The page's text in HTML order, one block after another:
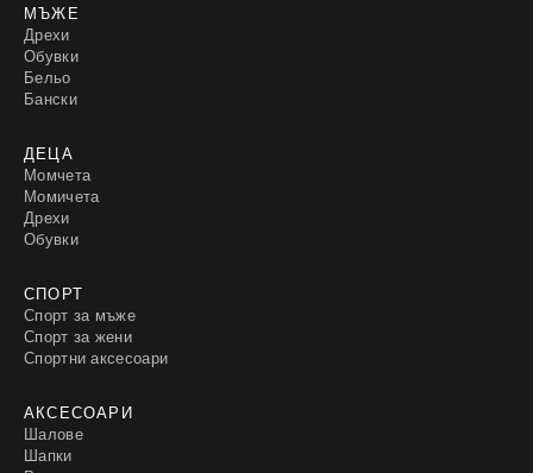
МЪЖЕ
Дрехи
Обувки
Бельо
Бански
ДЕЦА
Момчета
Момичета
Дрехи
Обувки
СПОРТ
Спорт за мъже
Спорт за жени
Спортни аксесоари
АКСЕСОАРИ
Шалове
Шапки